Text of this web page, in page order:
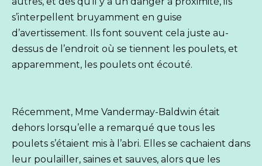
s’interpellent bruyamment en guise
d’avertissement. Ils font souvent cela juste au-
dessus de l’endroit où se tiennent les poulets, et
apparemment, les poulets ont écouté.
Récemment, Mme Vandermay-Baldwin était
dehors lorsqu’elle a remarqué que tous les
poulets s’étaient mis à l’abri. Elles se cachaient dans
leur poulailler, saines et sauves, alors que les